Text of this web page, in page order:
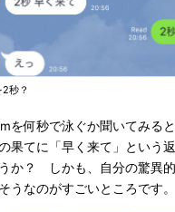
秒？
を何秒で泳ぐか聞いてみる
果てに「早く来て」という
か？ しかも、自分の驚異
うなのがすごいところです。